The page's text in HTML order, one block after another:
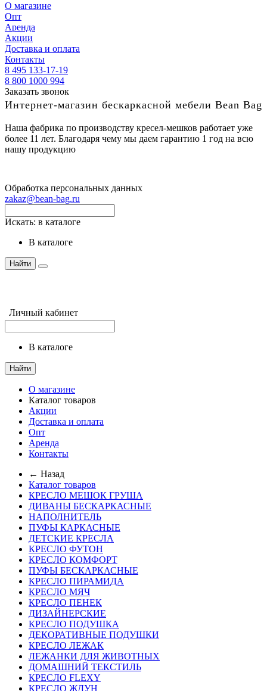
О магазине
Опт
Аренда
Акции
Доставка и оплата
Контакты
8 495 133-17-19
8 800 1000 994
Заказать звонок
Интернет-магазин бескаркасной мебели Bean Bag
Наша фабрика по производству кресел-мешков работает уже
более 11 лет. Благодаря чему мы даем гарантию 1 год на всю
нашу продукцию
Обработка персональных данных
zakaz@bean-bag.ru
Искать: в каталоге
в каталоге
Найти
Личный кабинет
в каталоге
Найти
О магазине
Каталог товаров
Акции
Доставка и оплата
Опт
Аренда
Контакты
← Назад
Каталог товаров
КРЕСЛО МЕШОК ГРУША
ДИВАНЫ БЕСКАРКАСНЫЕ
НАПОЛНИТЕЛЬ
ПУФЫ КАРКАСНЫЕ
ДЕТСКИЕ КРЕСЛА
КРЕСЛО ФУТОН
КРЕСЛО КОМФОРТ
ПУФЫ БЕСКАРКАСНЫЕ
КРЕСЛО ПИРАМИДА
КРЕСЛО МЯЧ
КРЕСЛО ПЕНЕК
ДИЗАЙНЕРСКИЕ
КРЕСЛО ПОДУШКА
ДЕКОРАТИВНЫЕ ПОДУШКИ
КРЕСЛО ЛЕЖАК
ЛЕЖАНКИ ДЛЯ ЖИВОТНЫХ
ДОМАШНИЙ ТЕКСТИЛЬ
КРЕСЛО FLEXY
КРЕСЛО ЖДУН